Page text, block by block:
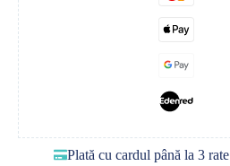
Plată cu cardul până la 3 rate